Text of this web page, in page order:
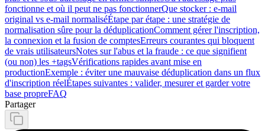
fonctionne et où il peut ne pas fonctionnerQue stocker : e-mail
original vs e-mail normaliséÉtape par étape : une stratégie de
normalisation sûre pour la déduplicationComment gérer l'inscription,
la connexion et la fusion de comptesErreurs courantes qui bloquent
de vrais utilisateursNotes sur l'abus et la fraude : ce que signifient
(ou non) les +tagsVérifications rapides avant mise en
productionExemple : éviter une mauvaise déduplication dans un flux
d'inscription réelÉtapes suivantes : valider, mesurer et garder votre
base propreFAQ
Partager